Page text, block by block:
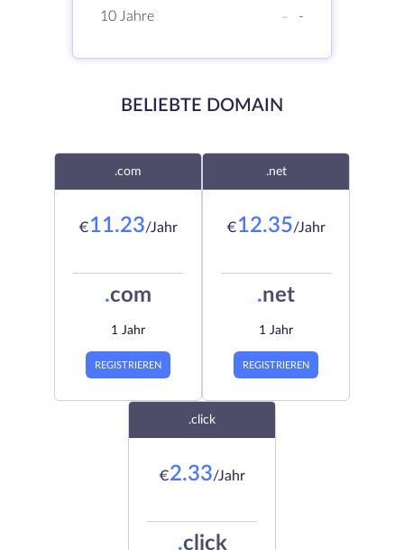
10 Jahre
- -
BELIEBTE DOMAIN
.com
€11.23/Jahr
.com
1 Jahr
REGISTRIEREN
.net
€12.35/Jahr
.net
1 Jahr
REGISTRIEREN
.click
€2.33/Jahr
.click